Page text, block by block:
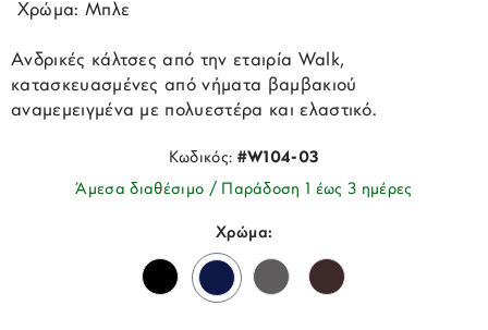
 Χρώμα: Μπλε
Ανδρικές κάλτσες από την εταιρία Walk,
κατασκευασμένες από νήματα βαμβακιού
αναμεμειγμένα με πολυεστέρα και ελαστικό.
Κωδικός: #W104-03
Άμεσα διαθέσιμο / Παράδοση 1 έως 3 ημέρες
Χρώμα: